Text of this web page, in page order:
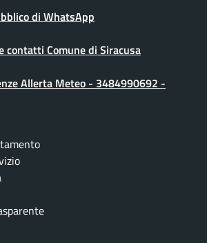
di WhatsApp
contatti Comune di Siracusa
Allerta Meteo - 3484990692 -